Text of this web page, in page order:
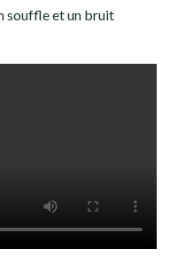
souffle et un bruit